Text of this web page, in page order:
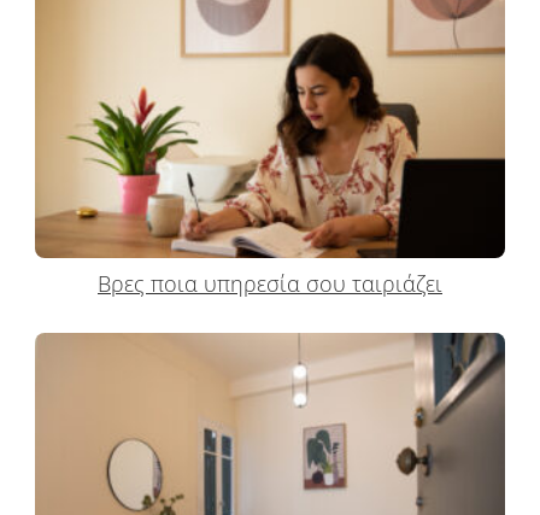
Βρες ποια υπηρεσία σου ταιριάζει